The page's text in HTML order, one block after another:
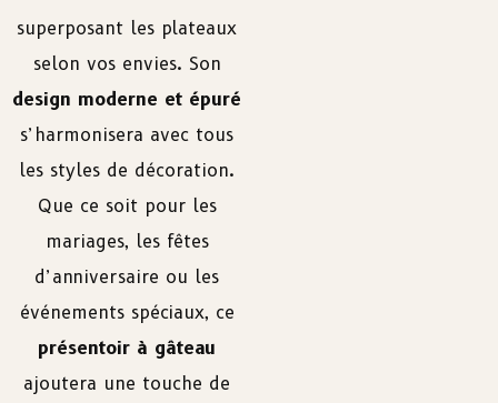
superposant les plateaux
selon vos envies. Son
design moderne et épuré
s’harmonisera avec tous
les styles de décoration.
Que ce soit pour les
mariages, les fêtes
d’anniversaire ou les
événements spéciaux, ce
présentoir à gâteau
ajoutera une touche de